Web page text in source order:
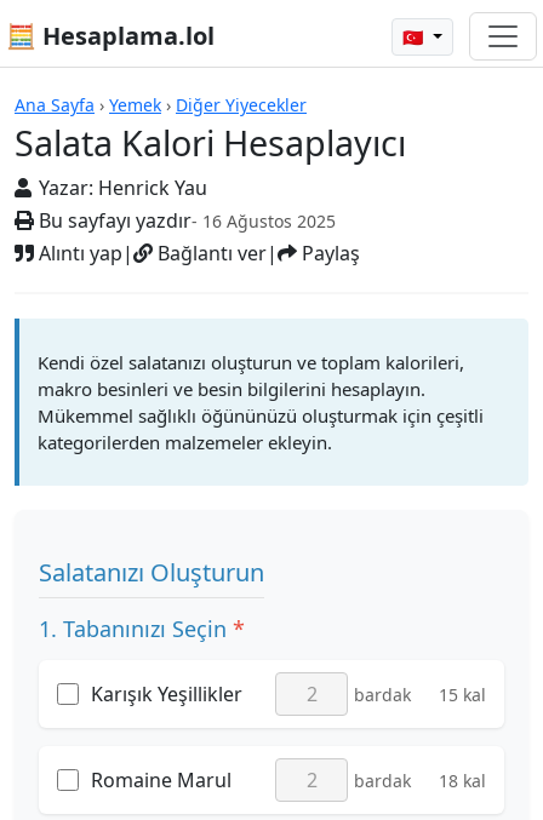
🧮 Hesaplama.lol 🇹🇷
Ana Sayfa › Yemek › Diğer Yiyecekler
Salata Kalori Hesaplayıcı
Yazar: Henrick Yau
Bu sayfayı yazdır- 16 Ağustos 2025
Alıntı yap| Bağlantı ver| Paylaş
Hesap Makineleri
Kendi özel salatanızı oluşturun ve toplam kalorileri,
makro besinleri ve besin bilgilerini hesaplayın.
Mükemmel sağlıklı öğününüzü oluşturmak için çeşitli
kategorilerden malzemeler ekleyin.
Salatanızı Oluşturun
1. Tabanınızı Seçin *
Karışık Yeşillikler bardak 15 kal
Romaine Marul bardak 18 kal